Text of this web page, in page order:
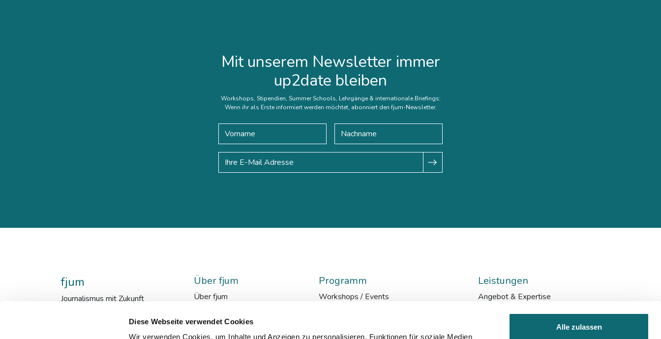
Diese Webseite verwendet Cookies
Wir verwenden Cookies, um Inhalte und Anzeigen zu personalisieren, Funktionen für soziale Medien
Alle zulassen
Mit unserem Newsletter immer
up2date bleiben
Workshops, Stipendien, Summer Schools, Lehrgänge & internationale Briefings:
Wenn ihr als Erste informiert werden möchtet, abonniert den fjum-Newsletter.
fjum
Journalismus mit Zukunft
Über fjum
Über fjum
Menschen
Kooperationen
Programm
Workshops / Events
Ressort Z
Leistungen
Angebot & Expertise